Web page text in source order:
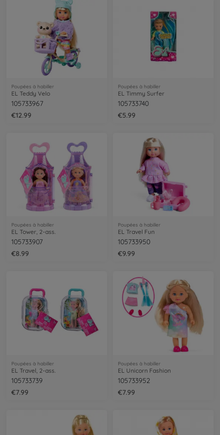
Poupées à habiller
EL Teddy Velo
105733967
€12.99
Poupées à habiller
EL Timmy Surfer
105733740
€5.99
Poupées à habiller
EL Tower, 2-ass.
105733907
€8.99
Poupées à habiller
EL Travel Fun
105733950
€9.99
Poupées à habiller
EL Travel, 2-ass.
105733739
€7.99
Poupées à habiller
EL Unicorn Fashion
105733952
€7.99